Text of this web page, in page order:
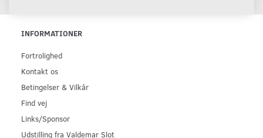
INFORMATIONER
Fortrolighed
Kontakt os
Betingelser & Vilkår
Find vej
Links/Sponsor
Udstilling fra Valdemar Slot